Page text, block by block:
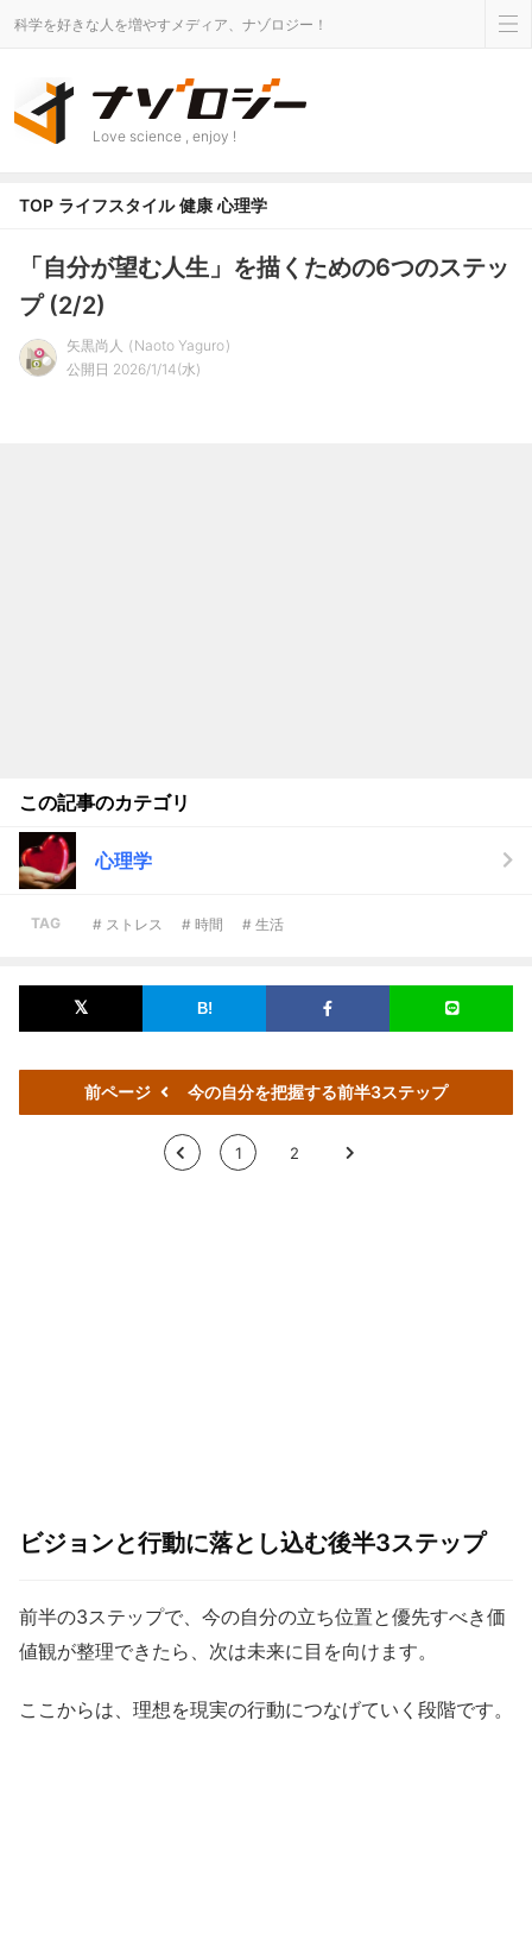
科学を好きな人を増やすメディア、ナゾロジー！
Love science , enjoy !
TOP ライフスタイル 健康 心理学
「自分が望む人生」を描くための6つのステッ
プ (2/2)
矢黒尚人
Naoto Yaguro
公開日 2026/1/14(水)
この記事のカテゴリ
心理学
TAG # ストレス # 時間 # 生活
前ページ 今の自分を把握する前半3ステップ
< 1 2 >
ビジョンと行動に落とし込む後半3ステップ
前半の3ステップで、今の自分の立ち位置と優先すべき価
値観が整理できたら、次は未来に目を向けます。
ここからは、理想を現実の行動につなげていく段階です。